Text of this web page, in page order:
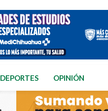
DEPORTES OPINIÓN